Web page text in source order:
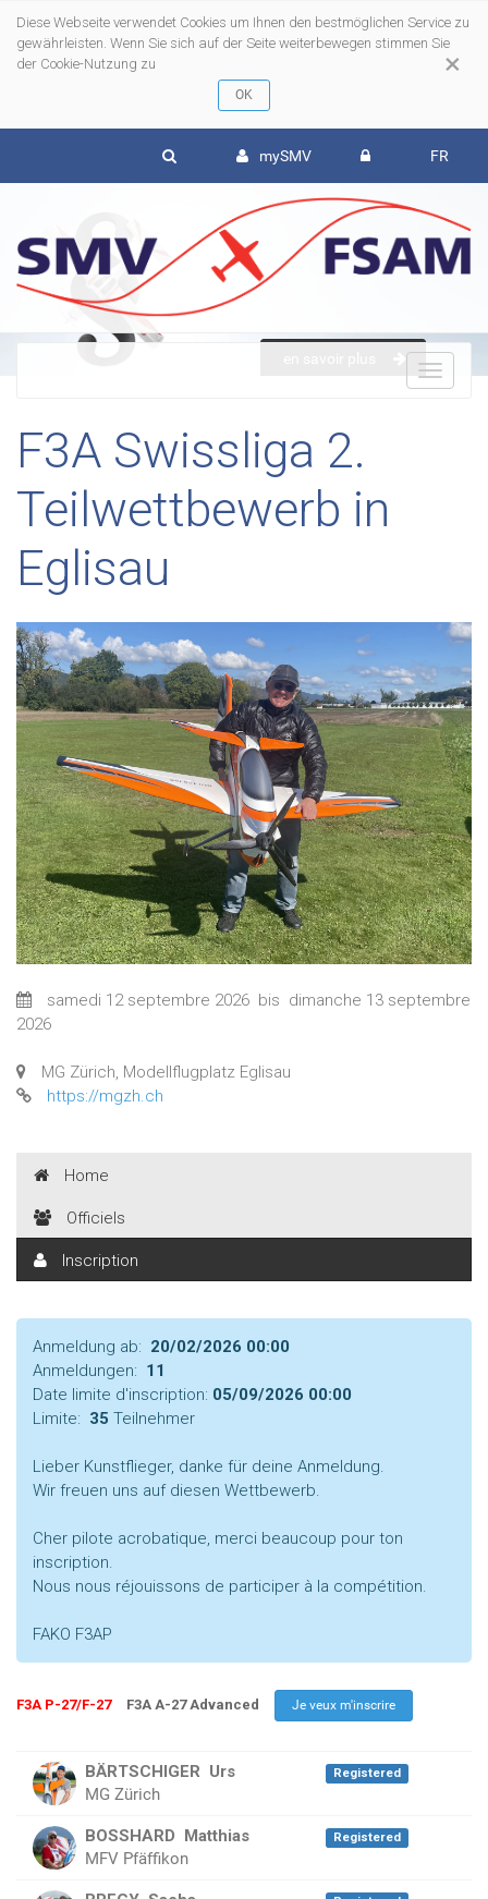
×
Diese Webseite verwendet Cookies um Ihnen den bestmöglichen Service zu
gewährleisten. Wenn Sie sich auf der Seite weiterbewegen stimmen Sie
der Cookie-Nutzung zu
mySMV FR
F3A Swissliga 2.
Teilwettbewerb in
Eglisau
samedi 12 septembre 2026 bis dimanche 13 septembre
2026
MG Zürich, Modellflugplatz Eglisau
https://mgzh.ch
Home
Officiels
Inscription
Anmeldung ab: 20/02/2026 00:00
Anmeldungen: 11
Date limite d'inscription: 05/09/2026 00:00
Limite: 35 Teilnehmer
Lieber Kunstflieger, danke für deine Anmeldung.
Wir freuen uns auf diesen Wettbewerb.
Cher pilote acrobatique, merci beaucoup pour ton
inscription.
Nous nous réjouissons de participer à la compétition.
FAKO F3AP
F3A P-27/F-27 F3A A-27 Advanced
BÄRTSCHIGER Urs
MG Zürich
Registered
BOSSHARD Matthias
MFV Pfäffikon
Registered